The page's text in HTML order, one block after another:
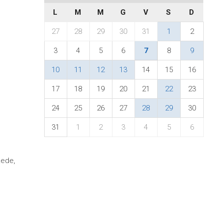
L M M G V S D
27 28 29 30 31 1 2
3 4 5 6 7 8 9
10 11 12 13 14 15 16
17 18 19 20 21 22 23
24 25 26 27 28 29 30
31 1 2 3 4 5 6